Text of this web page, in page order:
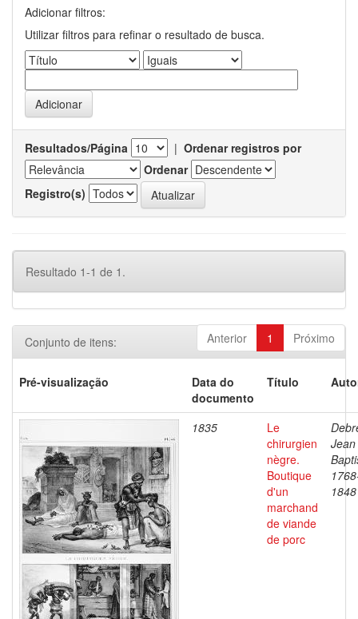
Adicionar filtros:
Utilizar filtros para refinar o resultado de busca.
Resultados/Página | Ordenar registros por
Ordenar
Registro(s)
Resultado 1-1 de 1.
Anterior 1 Próximo
Conjunto de itens:
Pré-visualização
Data do
documento
Título
1835
Le
chirurgien
nègre.
Boutique
d'un
marchand
de viande
de porc
Jean
1848